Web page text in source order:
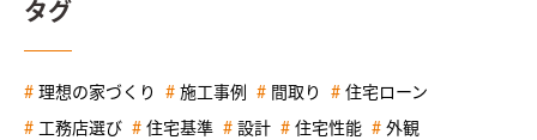
タグ
理想の家づくり 施工事例 間取り 住宅ローン
工務店選び 住宅基準 設計 住宅性能 外観